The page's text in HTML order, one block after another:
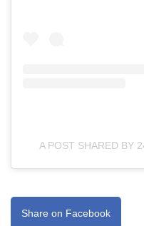
A POST SHARED BY
Share on Facebook